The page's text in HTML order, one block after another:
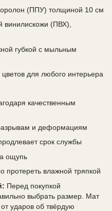
(ППУ) толщиной 10 см
винилискожи (ПВХ),
губкой с мыльным
для любого интерьера
качественным
и деформациям
срок службы
ощупь
протереть влажной тряпкой
Перед покупкой
выбрать размер. Мат
ударов об твёрдую